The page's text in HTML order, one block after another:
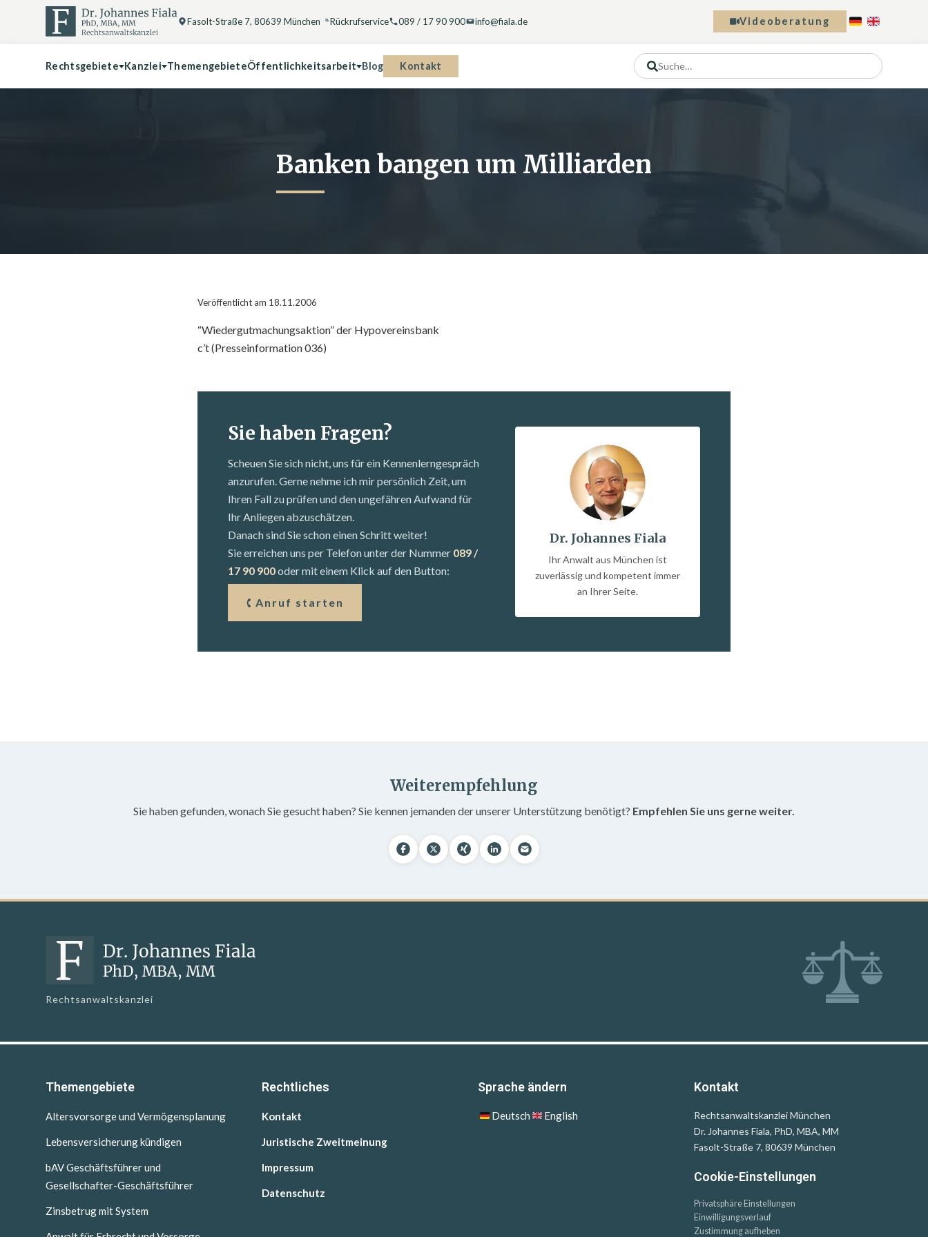
Fasolt-Straße 7, 80639 München Rückrufservice 089 / 17 90 900 info@fiala.de Videoberatung
Rechtsgebiete Kanzlei ThemengebieteÖffentlichkeitsarbeit Blog Kontakt
Banken bangen um Milliarden
Veröffentlicht am 18.11.2006
“Wiedergutmachungsaktion” der Hypovereinsbank
c’t (Presseinformation 036)
Sie haben Fragen?
Scheuen Sie sich nicht, uns für ein Kennenlern­gespräch
anzurufen. Gerne nehme ich mir persönlich Zeit, um
Ihren Fall zu prüfen und den ungefähren Aufwand für
Ihr Anliegen abzuschätzen.
Danach sind Sie schon einen Schritt weiter!
Sie erreichen uns per Telefon unter der Nummer 089 /
17 90 900oder mit einem Klick auf den Button:
Anruf starten
Dr. Johannes Fiala
Ihr Anwalt aus München ist
zuverlässig und kompetent immer
an Ihrer Seite.
Weiterempfehlung
Sie haben gefunden, wonach Sie gesucht haben? Sie kennen jemanden der unserer Unterstützung benötigt? Empfehlen Sie uns gerne weiter.
Rechtsanwaltskanzlei
Themengebiete
Altersvorsorge und Vermögensplanung
Lebensversicherung kündigen
bAV Geschäftsführer und
Gesellschafter-Geschäftsführer
Zinsbetrug mit System
Rechtliches
Kontakt
Juristische Zweitmeinung
Impressum
Datenschutz
Sprache ändern
Deutsch English
Kontakt
Rechtsanwaltskanzlei München
Dr. Johannes Fiala, PhD, MBA, MM
Fasolt-Straße 7, 80639 München
Cookie-Einstellungen
Privatsphäre Einstellungen
Einwilligungsverlauf
Zustimmung aufheben